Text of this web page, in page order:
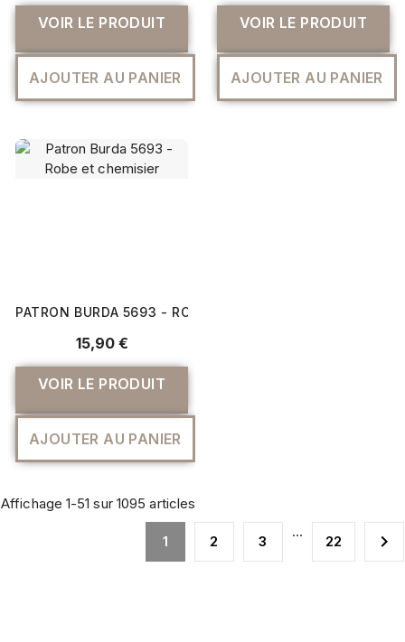
VOIR LE PRODUIT
AJOUTER AU PANIER
VOIR LE PRODUIT
AJOUTER AU PANIER
PATRON BURDA 5693 - ROBE ET CHEMISIER
15,90 €
VOIR LE PRODUIT
AJOUTER AU PANIER
Affichage 1-51 sur 1095 articles
1 2 3
…
22 